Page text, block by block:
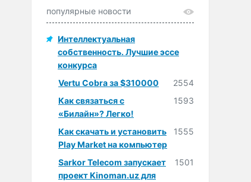
популярные новости
Интеллектуальная
собственность. Лучшие эссе
конкурса
Vertu Cobra за $310000
2554
Как связаться с
«Билайн»? Легко!
1593
Как скачать и установить
Play Market на компьютер
1555
Sarkor Telecom запускает
проект Kinoman.uz для
1501